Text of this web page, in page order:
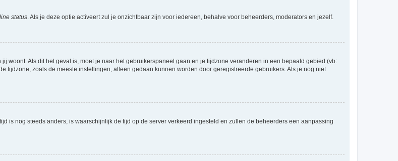
status . Als je deze optie activeert zul je onzichtbaar zijn voor iedereen, behalve voor beheerders, moderators en jezelf.
woont. Als dit het geval is, moet je naar het gebruikerspaneel gaan en je tijdzone veranderen in een bepaald gebied (vb:
tijdzone, zoals de meeste instellingen, alleen gedaan kunnen worden door geregistreerde gebruikers. Als je nog niet
is nog steeds anders, is waarschijnlijk de tijd op de server verkeerd ingesteld en zullen de beheerders een aanpassing